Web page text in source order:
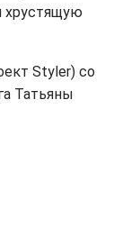
хрустящую
Styler) со
Татьяны